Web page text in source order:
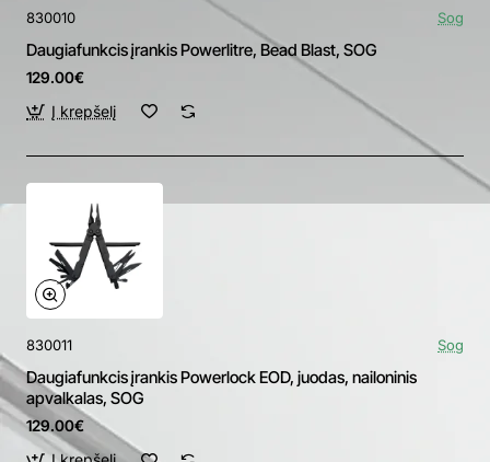
830010 Sog
Daugiafunkcis įrankis Powerlitre, Bead Blast, SOG
129.00€
Į krepšelį
830011 Sog
Daugiafunkcis įrankis Powerlock EOD, juodas, nailoninis
apvalkalas, SOG
129.00€